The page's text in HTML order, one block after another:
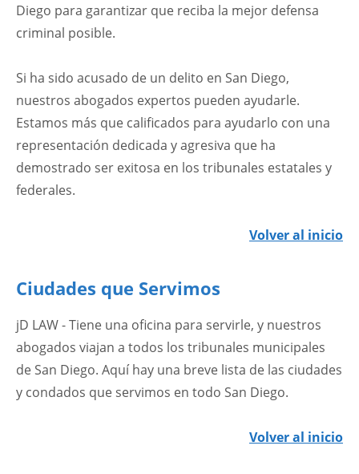
Diego para garantizar que reciba la mejor defensa
criminal posible.
Si ha sido acusado de un delito en San Diego,
nuestros abogados expertos pueden ayudarle.
Estamos más que calificados para ayudarlo con una
representación dedicada y agresiva que ha
demostrado ser exitosa en los tribunales estatales y
federales.
Volver al inicio
Ciudades que Servimos
jD LAW - Tiene una oficina para servirle, y nuestros
abogados viajan a todos los tribunales municipales
de San Diego. Aquí hay una breve lista de las ciudades
y condados que servimos en todo San Diego.
Volver al inicio